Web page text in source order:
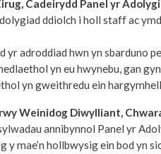
Cadeirydd Panel yr
ddiolch i holl staff ac
yr adroddiad hwn yn sbarduno
yn eu hwynebu, gan
yn gweithredu ein
Weinidog Diwylliant,
annibynnol Panel yr
mae’n hollbwysig ein bod yn